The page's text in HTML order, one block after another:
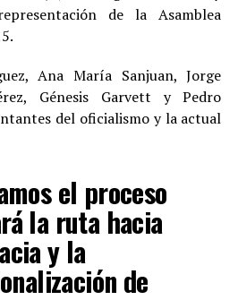
de la Asamblea
Ana María Sanjuan, Jorge
Génesis Garvett y Pedro
del oficialismo y la actual
el proceso
la ruta hacia
y la
de